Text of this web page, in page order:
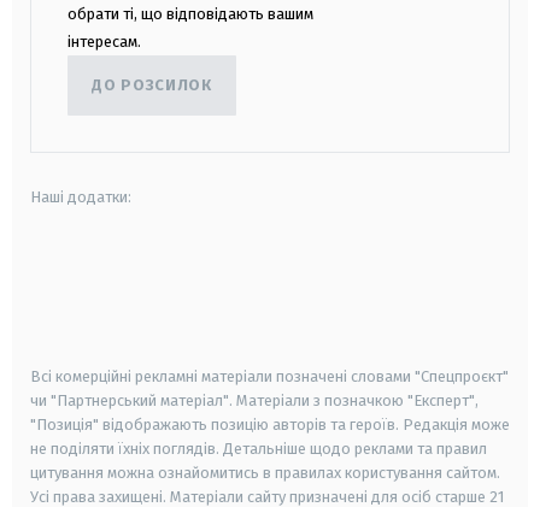
обрати ті, що відповідають вашим
інтересам.
ДО РОЗСИЛОК
Наші додатки:
Всі комерційні рекламні матеріали позначені словами "Спецпроєкт"
чи "Партнерський матеріал". Матеріали з позначкою "Експерт",
"Позиція" відображають позицію авторів та героїв. Редакція може
не поділяти їхніх поглядів. Детальніше щодо реклами та правил
цитування можна ознайомитись в правилах користування сайтом.
Усі права захищені. Матеріали сайту призначені для осіб старше 21